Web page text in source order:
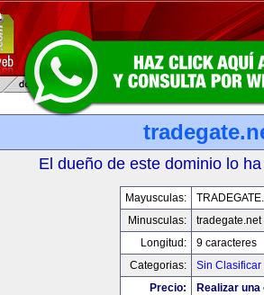
El dueño de este dominio lo
Mayusculas:
Minusculas:
tradegate.net
Longitud:
9 caracteres
Categorias:
Sin Clasificar
Precio:
Realizar